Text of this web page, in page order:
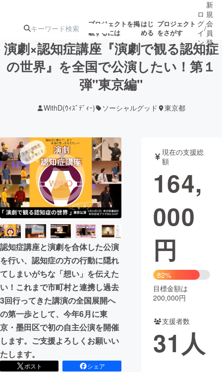
プロジェクトを掲
載するには
はじ
める
プロジェクト
をさがす
注目の新着プロ募集終了が近いプ
テクノロジー・ガジェット
映像・映画 書籍・雑誌
ビジネス・起業 チャレンジ
まちづくり・地域活性化
CAMPFIRE for Social Good
CAMPFIRE Creation
CAMPFIREふるさと納税machi-ya コミュニティ
ロ
グ
イ
ン
/
新
規
会
員
登
録
演劇×認知症講座『演劇で観る認知症
の世界』を全国で公演したい！第１
弾"東京編"
WithD(ｳｨｽﾞﾃﾞｨｰ) ソーシャルグッド 東京都
認知症講座と演劇を合体した公演
を行い、認知症の方の行動に隠れ
てしまいがちな「想い」を伝えた
い！これまで市町村と連携し過去
3回行ってきた講演の全国展開へ
の第一歩として、今年6月に東
京・墨田区で初の自主公演を開催
します。ご支援よろしくお願いい
たします。
ポスト
シェア
現在の支援総
額
164,
000
円
82%
目標金額は
200,000円
支援者数
31 人